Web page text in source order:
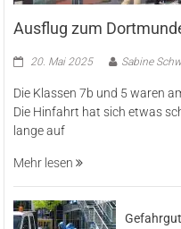
Ausflug zum
20. Mai 2025 Sabine
Die Klassen 7b und 5 waren
Die Hinfahrt hat sich etwas
lange auf
Mehr lesen